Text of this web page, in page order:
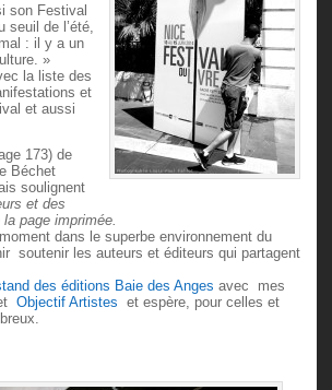
son Festival
de l’été,
: il y a un
»
la liste des
et
et aussi
173) de
Béchet
soulignent
et des
page imprimée.
dans le superbe environnement du
soutenir les auteurs et éditeurs qui partagent
des éditions Baie des Anges avec mes
Objectif Artistes et espère, pour celles et